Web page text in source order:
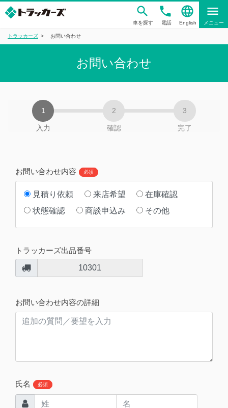
車を探す
phone
電話
language
English
menu
メニュー
トラッカーズ お問い合わせ
お問い合わせ
入力 確認 完了
お問い合わせ内容 必須
見積り依頼 来店希望
在庫確認
状態確認
商談申込み その他
トラッカーズ出品番号
10301
お問い合わせ内容の詳細
氏名 必須